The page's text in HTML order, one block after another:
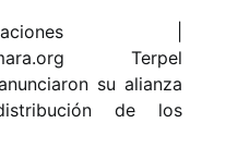
|
Terpel
su alianza
de los